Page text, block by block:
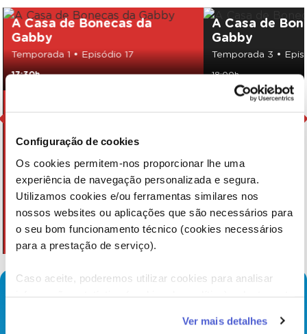
Configuração de cookies
Os cookies permitem-nos proporcionar lhe uma
experiência de navegação personalizada e segura.
Utilizamos cookies e/ou ferramentas similares nos
nossos websites ou aplicações que são necessários para
o seu bom funcionamento técnico (cookies necessários
para a prestação de serviço).
Caso aceite, poderemos utilizar cookies para analisar
funcionalidades (cookies de personalização e
Ver mais detalhes
A Casa de Bonecas da
Gabby
Temporada 1 • Episódio 17
17:30h
A Casa de
Gabby
Temporada 3 •
18:00h